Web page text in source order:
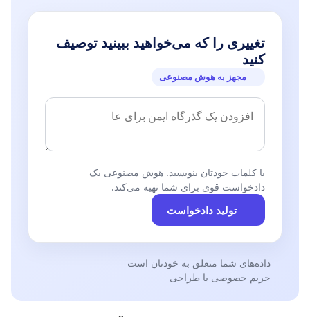
تغییری را که می‌خواهید ببینید توصیف
کنید
مجهز به هوش مصنوعی
با کلمات خودتان بنویسید. هوش مصنوعی یک
دادخواست قوی برای شما تهیه می‌کند.
تولید دادخواست
داده‌های شما متعلق به خودتان است
حریم خصوصی با طراحی